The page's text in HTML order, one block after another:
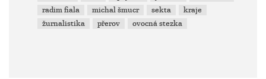
radim fiala
michal šmucr sekta
kraje
žurnalistika
přerov ovocná stezka